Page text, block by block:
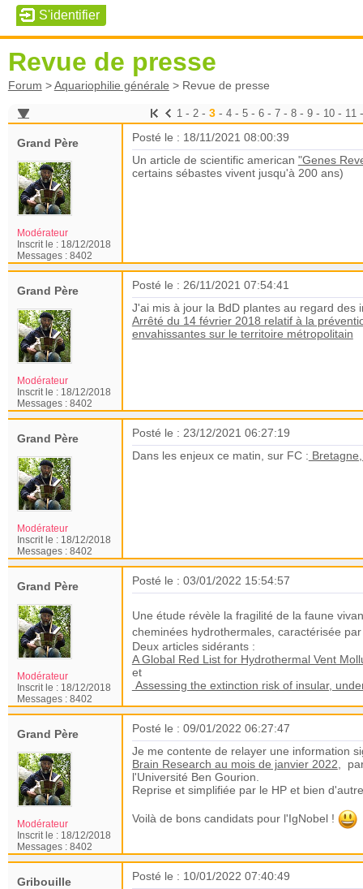
Revue de presse
Forum >Aquariophilie générale > Revue de presse
1 - 2- 3- 4- 5- 6- 7- 8- 9- 10- 11
Grand Père
Modérateur
Inscrit le : 18/12/2018
Messages : 8402
Posté le : 18/11/2021 08:00:39
Un article de scientific american "Genes
certains sébastes vivent jusqu'à 200 ans)
Grand Père
Modérateur
Inscrit le : 18/12/2018
Messages : 8402
Posté le : 26/11/2021 07:54:41
J'ai mis à jour la BdD plantes au regard des
Arrêté du 14 février 2018 relatif à la
envahissantes sur le territoire métropolitain
Grand Père
Modérateur
Inscrit le : 18/12/2018
Messages : 8402
Posté le : 23/12/2021 06:27:19
Dans les enjeux ce matin, sur FC :
Grand Père
Modérateur
Inscrit le : 18/12/2018
Messages : 8402
Posté le : 03/01/2022 15:54:57
Une étude révèle la fragilité de la faune
cheminées hydrothermales, caractérisée
Deux articles sidérants :
A Global Red List for Hydrothermal Vent
et
Assessing the extinction risk of insular,
Grand Père
Modérateur
Inscrit le : 18/12/2018
Messages : 8402
Posté le : 09/01/2022 06:27:47
Je me contente de relayer une information
Brain Research au mois de janvier 2022 ,
l'Université Ben Gourion.
Reprise et simplifiée par le HP et bien
Voilà de bons candidats pour l'IgNobel !
Gribouille
Posté le : 10/01/2022 07:40:49